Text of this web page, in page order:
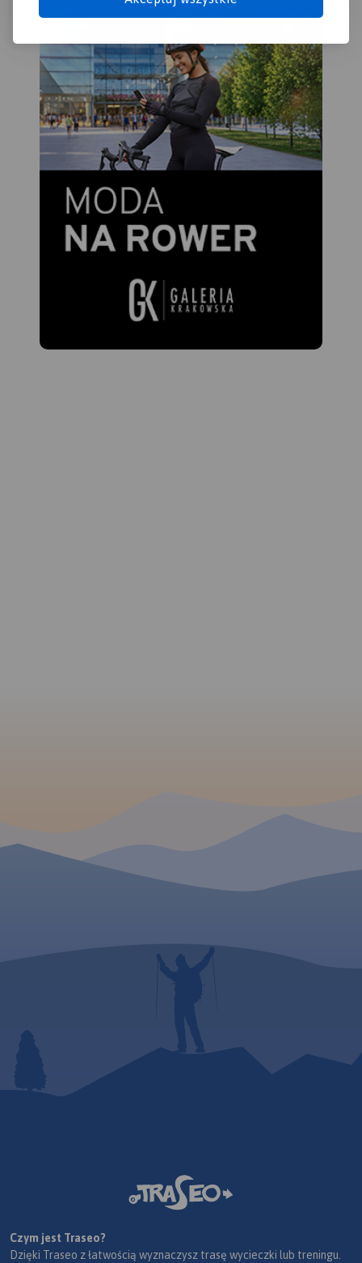
Czym jest Traseo?
Dzięki Traseo z łatwością wyznaczysz trasę wycieczki lub treningu.